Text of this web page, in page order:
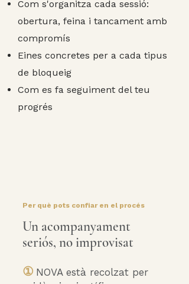
Com s'organitza cada sessió:
obertura, feina i tancament amb
compromís
Eines concretes per a cada tipus
de bloqueig
Com es fa seguiment del teu
progrés​
Per què pots confiar en el procés
Un acompanyament
seriós, no improvisat
① NOVA està recolzat per